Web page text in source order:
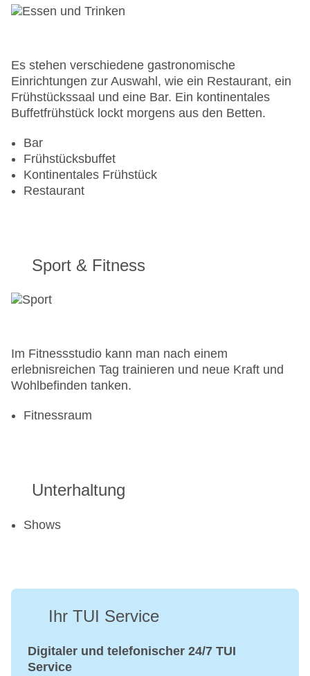
Es stehen verschiedene gastronomische
Einrichtungen zur Auswahl, wie ein Restaurant, ein
Frühstückssaal und eine Bar. Ein kontinentales
Buffetfrühstück lockt morgens aus den Betten.
Bar
Frühstücksbuffet
Kontinentales Frühstück
Restaurant
Sport & Fitness
Im Fitnessstudio kann man nach einem
erlebnisreichen Tag trainieren und neue Kraft und
Wohlbefinden tanken.
Fitnessraum
Unterhaltung
Shows
Ihr TUI Service
Digitaler und telefonischer 24/7 TUI
Service